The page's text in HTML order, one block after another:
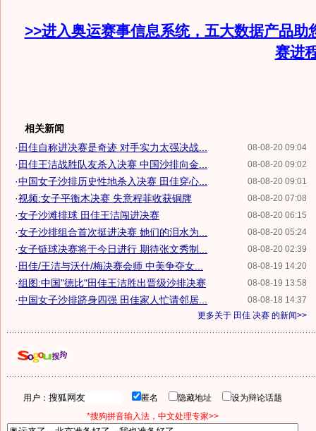
>>进入奥运赛事信息系统，五大数据产品助
赛进
相关新闻
08-08-20 09:04
· 田佳自称进决赛是奇迹 对手实力太强决战...
08-08-20 09:02
· 田佳王洁战胜队友杀入决赛 中国沙排向金...
08-08-20 09:01
·中国女子沙排历史性地杀入决赛 田佳穿心...
08-08-20 07:08
·视频:女子平衡木决赛 失意程菲收获铜牌
08-08-20 06:15
·女子沙滩排球 田佳王洁闯进决赛
08-08-20 05:24
·女子沙排组合首次挺进决赛 她们的泪水为...
08-08-20 02:39
·女子链球决赛将于今日进行 期待张文秀制...
08-08-19 14:20
· 田佳/王洁与沃什/梅决赛会师 中美争夺女...
08-08-19 13:58
·组图:中国"德比"田佳王洁胜出晋级沙排决赛
08-08-18 14:37
·中国女子沙排跻身四强 田佳家人忙请邻居...
更多关于 田佳 决赛 的新闻>>
用户： 匿名 隐藏地址
设为辩论话题
*搜狗拼音输入法，中文处理专家>>